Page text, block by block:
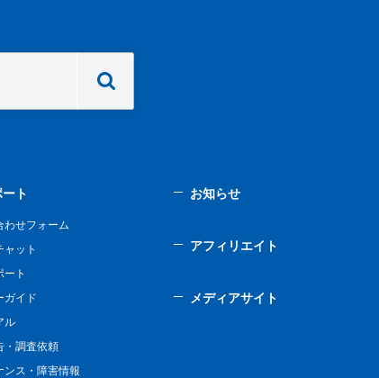
ト
わせフォーム
ャット
ート
ガイド
ル
・調査依頼
ンス・障害情報
お知らせ
アフィリエイト
メディアサイト